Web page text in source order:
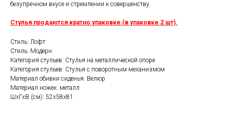
безупречном вкусе и стремлении к совершенству.
Стулья продаются кратно упаковке (в упаковке 2 шт).
Стиль: Лофт
Стиль: Модерн
Категория стульев: Стулья на металлической опоре
Категория стульев: Стулья с поворотным механизмом
Материал обивки сиденья: Велюр
Материал ножек: металл
ШхГхВ (см): 52х58х81